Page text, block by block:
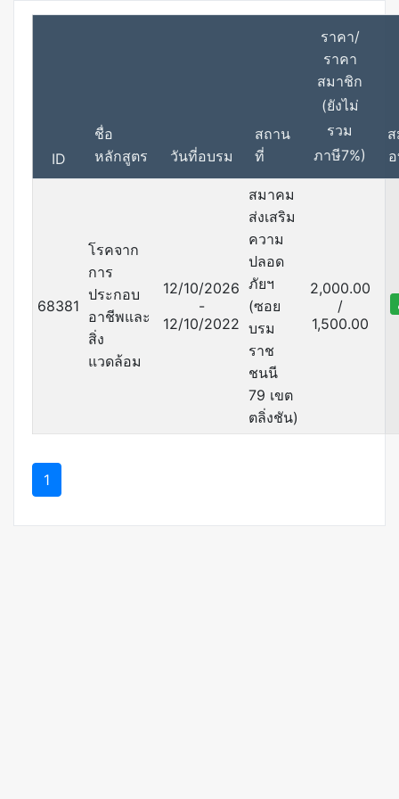
ID
ชื่อ
หลักสูตร
วันที่อบรม
สถาน
ที่
ราคา/
ราคา
สมาชิก
(ยังไม่
รวม
ภาษี7%)
68381
โรคจาก
การ
ประกอบ
อาชีพและ
สิ่ง
แวดล้อม
12/10/2026
-
12/10/2022
สมาคม
ส่งเสริม
ความ
ปลอด
ภัยฯ
(ซอย
บรม
ราช
ชนนี
79 เขต
ตลิ่งชัน)
2,000.00
/
1,500.00
1